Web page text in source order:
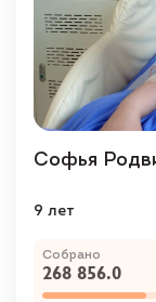
Софья
9 лет
Собрано
268 856.0